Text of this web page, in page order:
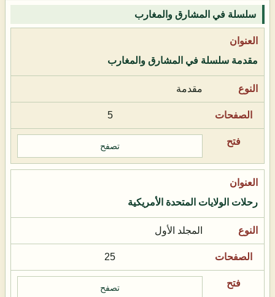
سلسلة في المشارق والمغارب
مقدمة سلسلة في المشارق والمغارب
مقدمة
5
تصفح
رحلات الولايات المتحدة الأمريكية
المجلد الأول
25
تصفح